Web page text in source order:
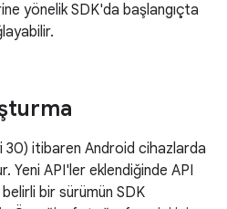
yönelik SDK'da başlangıçta
30) itibaren Android cihazlarda
Yeni API'ler eklendiğinde API
bir sürümün SDK